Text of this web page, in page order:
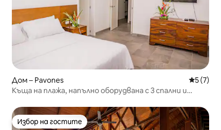
Дом – Pavones Средна
5 (7)
Къща на плажа, напълно оборудвана с 3 спални и
Избор на гостите
Избор на гостите